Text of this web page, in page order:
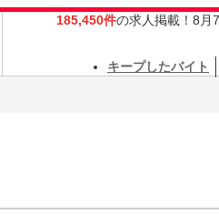
185,450件の求人掲載！8月
キープしたバイト